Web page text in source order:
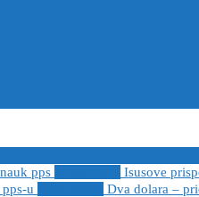
pps Isusove
u Dva dolara –